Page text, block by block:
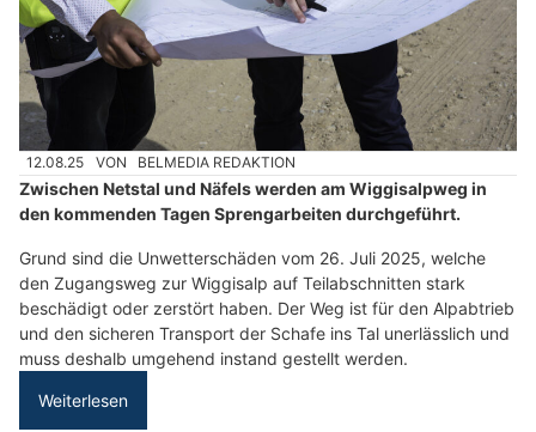
12.08.25 VON BELMEDIA REDAKTION
Zwischen Netstal und Näfels werden am Wiggisalpweg in
den kommenden Tagen Sprengarbeiten durchgeführt.
Grund sind die Unwetterschäden vom 26. Juli 2025, welche
den Zugangsweg zur Wiggisalp auf Teilabschnitten stark
beschädigt oder zerstört haben. Der Weg ist für den Alpabtrieb
und den sicheren Transport der Schafe ins Tal unerlässlich und
muss deshalb umgehend instand gestellt werden.
Weiterlesen